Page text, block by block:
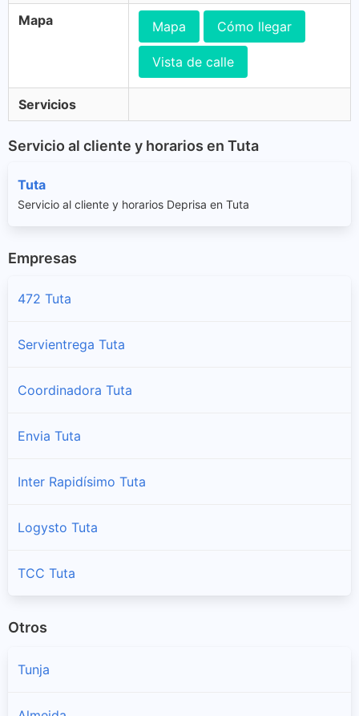
Mapa Mapa Cómo llegar
Vista de calle
Servicios
Servicio al cliente y horarios en Tuta
Tuta
Servicio al cliente y horarios Deprisa en Tuta
Empresas
472 Tuta
Servientrega Tuta
Coordinadora Tuta
Envia Tuta
Inter Rapidísimo Tuta
Logysto Tuta
TCC Tuta
Otros
Tunja